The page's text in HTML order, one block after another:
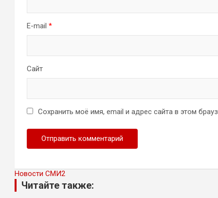
E-mail *
Сайт
Сохранить моё имя, email и адрес сайта в этом
Новости СМИ2
Читайте также: